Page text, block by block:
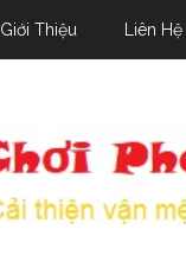
Giới Thiệu Liên Hệ